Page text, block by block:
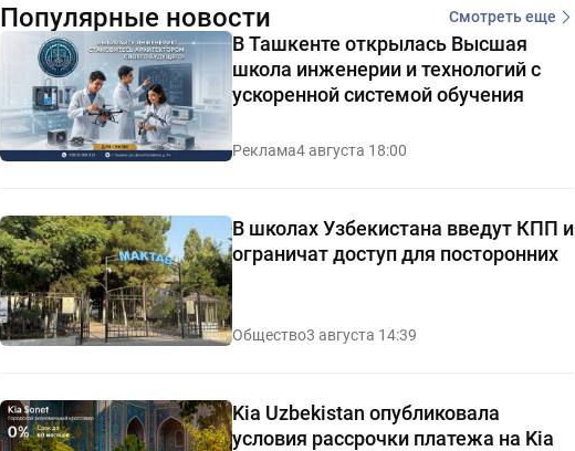
Популярные новости Смотреть еще
В Ташкенте открылась Высшая
школа инженерии и технологий с
ускоренной системой обучения
Реклама4 августа 18:00
В школах Узбекистана введут КПП и
ограничат доступ для посторонних
Общество3 августа 14:39
Kia Uzbekistan опубликовала
условия рассрочки платежа на Kia